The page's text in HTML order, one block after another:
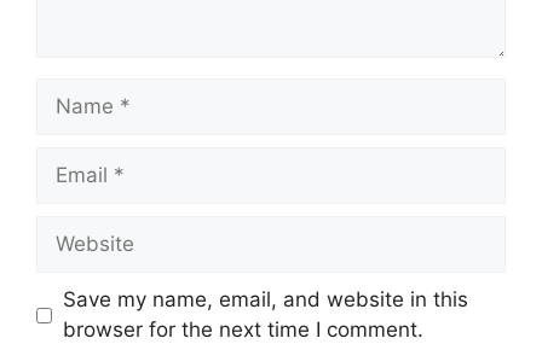
Name
Email
Website
Save my name, email, and website in this
browser for the next time I comment.